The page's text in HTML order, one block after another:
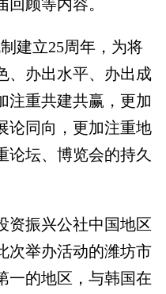
顾等内容。
建立25周年，为将
、办出水平、办出成
注重共建共赢，更加
论同向，更加注重地
论坛、博览会的持久
振兴公社中国地区
次举办活动的潍坊市
一的地区，与韩国在